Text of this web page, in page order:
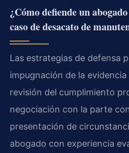
¿Cómo defiende un
caso de desacato de
Las estrategias de defensa
impugnación de la
revisión del cumplimiento
negociación con la parte
presentación de
abogado con experiencia